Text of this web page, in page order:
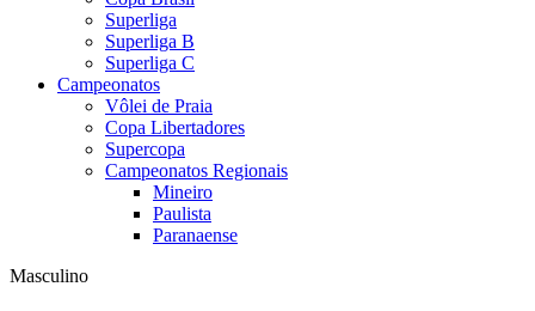
Superliga
Superliga B
Superliga C
Campeonatos
Vôlei de Praia
Copa Libertadores
Supercopa
Campeonatos Regionais
Mineiro
Paulista
Paranaense
Masculino